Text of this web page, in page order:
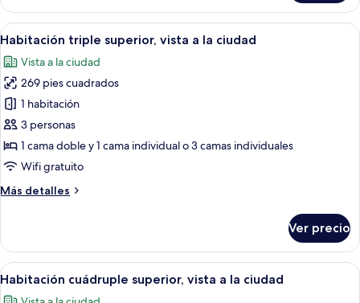
o
2
individuales
clásica
con
1
matrimonial
o
2
individuales
Abrir
todas
las
fotos
de
Habitación
triple
superior,
a
Un dormitorio moderno con cama,
6
Habitación triple superior, vista a la ciudad
Vista a la ciudad
269 pies cuadrados
1 habitación
3 personas
1 cama doble y 1 cama individual o 3 camas individuales
Wifi gratuito
Más detalles
Más
triple
superior,
vista
Ver precio
Abrir
todas
Una habitación de hotel moderna
5
Habitación cuádruple superior, vista a la ciudad